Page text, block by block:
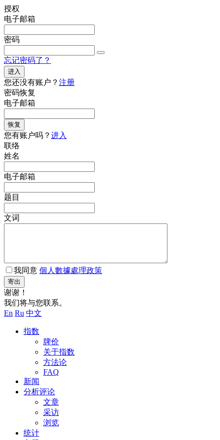
授权
电子邮箱
密码
忘记密码了？
进入
您还没有账户？ 注册
密码恢复
电子邮箱
恢复
您有账户吗？ 进入
联络
姓名
电子邮箱
题目
文词
我同意 個人數據處理政策
寄出
谢谢！
我们将与您联系。
En Ru 中文
指数
牌价
关于指数
方法论
FAQ
新闻
分析评论
文章
采访
浏览
统计